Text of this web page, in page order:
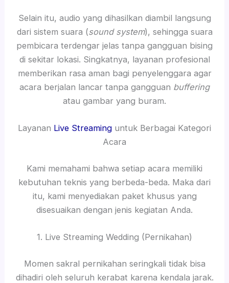
Selain itu, audio yang dihasilkan diambil langsung
dari sistem suara (sound system), sehingga suara
pembicara terdengar jelas tanpa gangguan bising
di sekitar lokasi. Singkatnya, layanan profesional
memberikan rasa aman bagi penyelenggara agar
acara berjalan lancar tanpa gangguan buffering
atau gambar yang buram.
Layanan Live Streaming untuk Berbagai Kategori
Acara
Kami memahami bahwa setiap acara memiliki
kebutuhan teknis yang berbeda-beda. Maka dari
itu, kami menyediakan paket khusus yang
disesuaikan dengan jenis kegiatan Anda.
1. Live Streaming Wedding (Pernikahan)
Momen sakral pernikahan seringkali tidak bisa
dihadiri oleh seluruh kerabat karena kendala jarak.